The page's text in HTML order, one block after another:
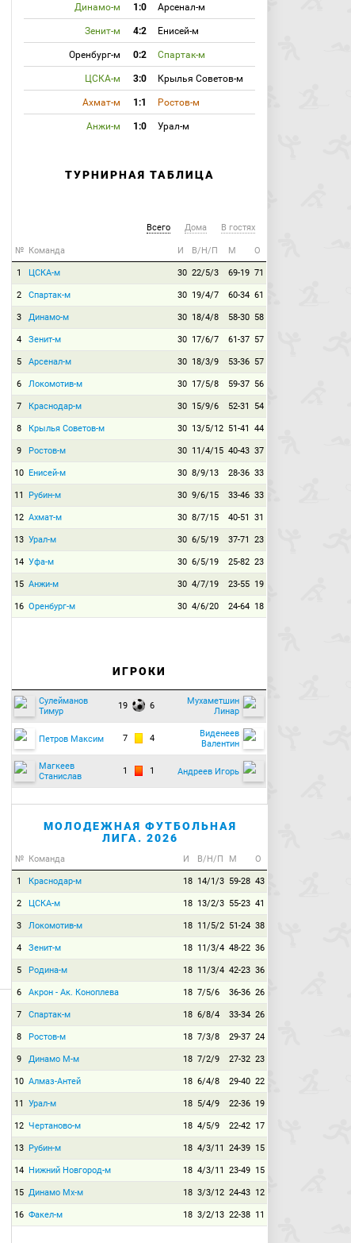
Динамо-м 1:0 Арсенал-м
Зенит-м 4:2 Енисей-м
Оренбург-м 0:2 Спартак-м
ЦСКА-м 3:0 Крылья Советов-м
Ахмат-м 1:1 Ростов-м
Анжи-м 1:0 Урал-м
ТУРНИРНАЯ ТАБЛИЦА
Всего Дома В гостях
№ Команда И В/Н/П М О
1 ЦСКА-м 30 22/5/3 69-19 71
2 Спартак-м 30 19/4/7 60-34 61
3 Динамо-м 30 18/4/8 58-30 58
4 Зенит-м 30 17/6/7 61-37 57
5 Арсенал-м 30 18/3/9 53-36 57
6 Локомотив-м 30 17/5/8 59-37 56
7 Краснодар-м 30 15/9/6 52-31 54
8 Крылья Советов-м 30 13/5/12 51-41 44
9 Ростов-м 30 11/4/15 40-43 37
10 Енисей-м 30 8/9/13 28-36 33
11 Рубин-м 30 9/6/15 33-46 33
12 Ахмат-м 30 8/7/15 40-51 31
13 Урал-м 30 6/5/19 37-71 23
14 Уфа-м 30 6/5/19 25-82 23
15 Анжи-м 30 4/7/19 23-55 19
16 Оренбург-м 30 4/6/20 24-64 18
ИГРОКИ
Сулейманов
Тимур
19 6
Мухаметшин
Линар
Петров Максим 7 4
Виденеев
Валентин
Магкеев
Станислав
1 1 Андреев Игорь
МОЛОДЕЖНАЯ ФУТБОЛЬНАЯ
ЛИГА. 2026
№ Команда И В/Н/П М О
1 Краснодар-м 18 14/1/3 59-28 43
2 ЦСКА-м 18 13/2/3 55-23 41
3 Локомотив-м 18 11/5/2 51-24 38
4 Зенит-м 18 11/3/4 48-22 36
5 Родина-м 18 11/3/4 42-23 36
6 Акрон - Ак. Коноплева 18 7/5/6 36-36 26
7 Спартак-м 18 6/8/4 33-34 26
8 Ростов-м 18 7/3/8 29-37 24
9 Динамо М-м 18 7/2/9 27-32 23
10 Алмаз-Антей 18 6/4/8 29-40 22
11 Урал-м 18 5/4/9 22-36 19
12 Чертаново-м 18 4/5/9 22-42 17
13 Рубин-м 18 4/3/11 24-39 15
14 Нижний Новгород-м 18 4/3/11 23-49 15
15 Динамо Мх-м 18 3/3/12 24-43 12
16 Факел-м 18 3/2/13 22-38 11